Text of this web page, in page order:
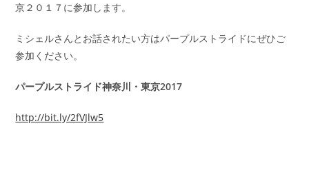
京２０１７に参加します。
ミシェルさんとお話されたい方はパープルストライドにぜひご
参加ください。
パープルストライド神奈川・東京2017
http://bit.ly/2fVJlw5